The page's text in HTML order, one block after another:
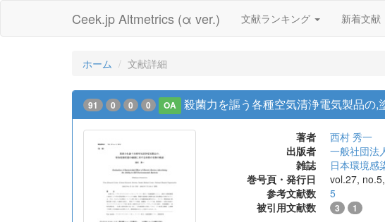
Ceek.jp Altmetrics (α ver.) 文献ランキング 新着文献
ホーム 文献詳細
91 0 0 0 OA 殺菌力を謳う各種空気清浄電気製品の
著者
西村 秀一
出版者
一般社団法
雑誌
日本環境感
巻号頁・発行日
vol.27,
参考文献数
5
被引用文献数
3 1